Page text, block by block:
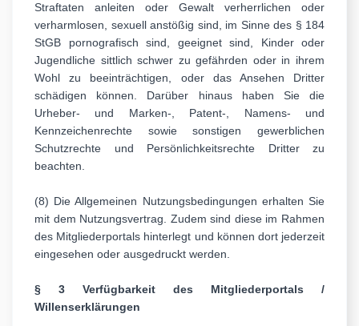
Straftaten anleiten oder Gewalt verherrlichen oder
verharmlosen, sexuell anstößig sind, im Sinne des § 184
StGB pornografisch sind, geeignet sind, Kinder oder
Jugendliche sittlich schwer zu gefährden oder in ihrem
Wohl zu beeinträchtigen, oder das Ansehen Dritter
schädigen können. Darüber hinaus haben Sie die
Urheber- und Marken-, Patent-, Namens- und
Kennzeichenrechte sowie sonstigen gewerblichen
Schutzrechte und Persönlichkeitsrechte Dritter zu
beachten.
(8) Die Allgemeinen Nutzungsbedingungen erhalten Sie
mit dem Nutzungsvertrag. Zudem sind diese im Rahmen
des Mitgliederportals hinterlegt und können dort jederzeit
eingesehen oder ausgedruckt werden.
§ 3 Verfügbarkeit des Mitgliederportals /
Willenserklärungen